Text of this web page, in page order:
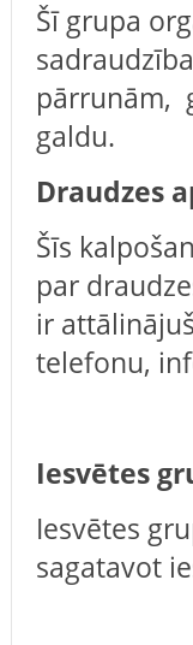
Šī grupa
pārrunām,
galdu.
Draudzes
Šīs
par
ir
telefonu,
Iesvētes
Iesvētes
sagatavot